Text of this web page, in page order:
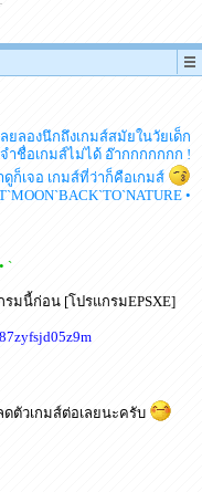
ลยลองนึกถึงเกมส์สมัยในวัยเด็ก
ำชื่อเกมส์ไม่ได้ อ๊ากกกกกกก !
ดูก็เจอ เกมส์ที่ว่าก็คือเกมส์
•
`
รมนี้ก่อน [โปรแกรมEPSXE]
ดตัวเกมส์ต่อเลยนะครับ